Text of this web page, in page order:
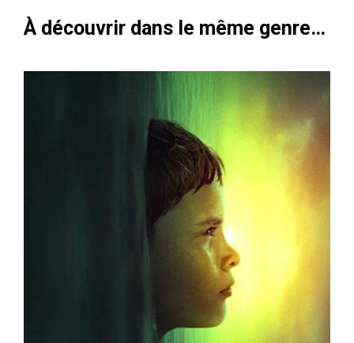
À découvrir dans le même genre…